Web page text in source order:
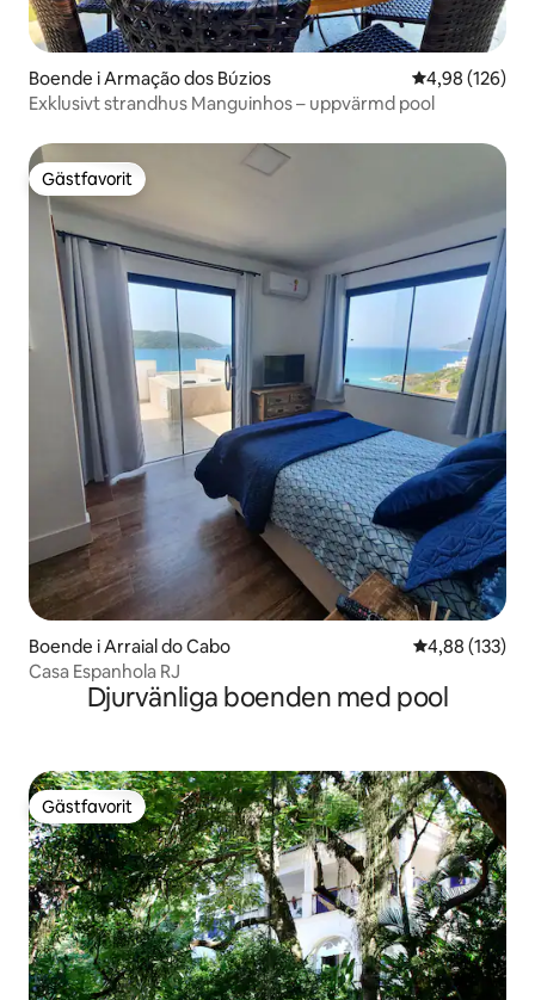
Boende i Armação dos Búzios 4,98 av 5 i
4,98 (126)
Exklusivt strandhus Manguinhos – uppvärmd pool
Gästfavorit
Gästfavorit
Boende i Arraial do Cabo 4,88 av 5 i
4,88 (133)
Casa Espanhola RJ
Djurvänliga boenden med pool
Gästfavorit
Gästfavorit